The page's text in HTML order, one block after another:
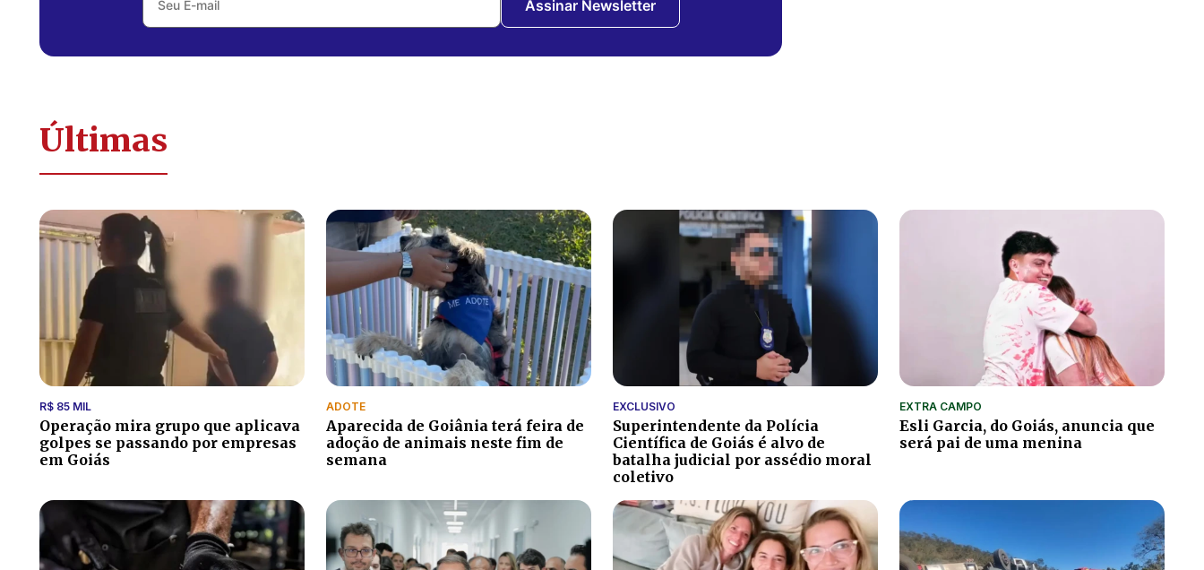
Assinar Newsletter
Últimas
R$ 85 MIL
Operação mira grupo que aplicava
golpes se passando por empresas
em Goiás
ADOTE
Aparecida de Goiânia terá feira de
adoção de animais neste fim de
semana
EXCLUSIVO
Superintendente da Polícia
Científica de Goiás é alvo de
batalha judicial por assédio moral
coletivo
EXTRA CAMPO
Esli Garcia, do Goiás, anuncia que
será pai de uma menina